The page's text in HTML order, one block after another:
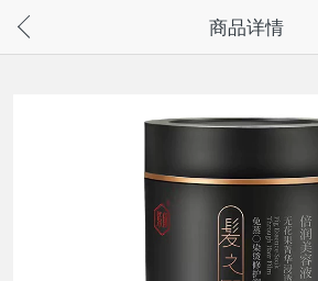
请通过微信或支付宝搜“奇兔客小程序”访问
商品详情